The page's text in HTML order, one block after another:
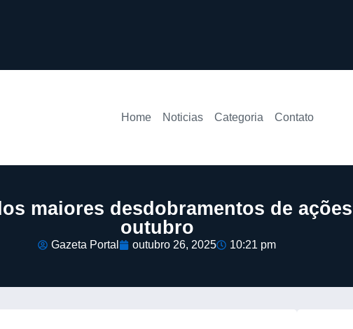
Home Noticias Categoria Contato
maiores desdobramentos de
outubro
Gazeta Portal outubro 26, 2025 10:21 pm